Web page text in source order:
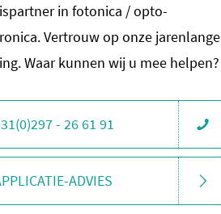
in fotonica / opto-
Vertrouw op onze jarenlange
Waar kunnen wij u mee helpen?
- 26 61 91
ADVIES